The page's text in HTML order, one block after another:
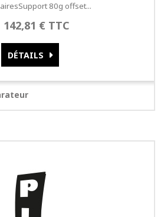
80g offset...
142,81 € TTC
DÉTAILS